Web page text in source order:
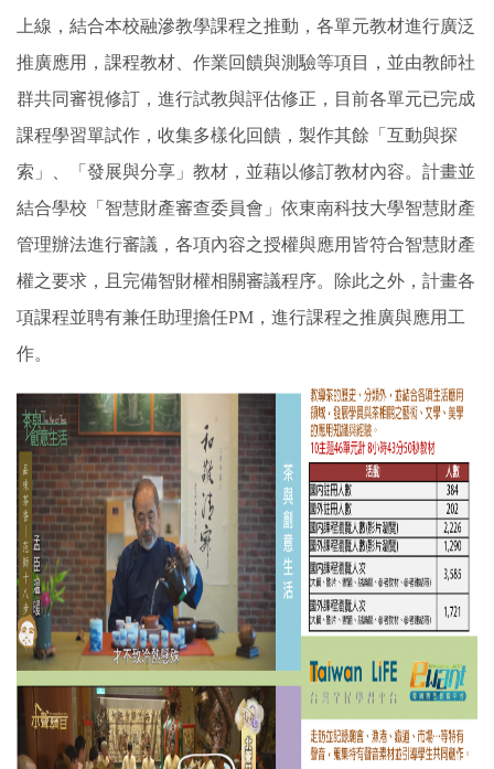
上線，結合本校融滲教學課程之推動，各單元教材進行廣泛
推廣應用，課程教材、作業回饋與測驗等項目，並由教師社
群共同審視修訂，進行試教與評估修正，目前各單元已完成
課程學習單試作，收集多樣化回饋，製作其餘「互動與探
索」、「發展與分享」教材，並藉以修訂教材內容。計畫並
結合學校「智慧財產審查委員會」依東南科技大學智慧財產
管理辦法進行審議，各項內容之授權與應用皆符合智慧財產
權之要求，且完備智財權相關審議程序。除此之外，計畫各
項課程並聘有兼任助理擔任PM，進行課程之推廣與應用工
作。